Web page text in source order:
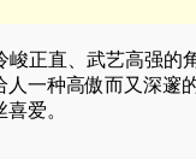
正直、武艺高强的
一种高傲而又深邃
爱。